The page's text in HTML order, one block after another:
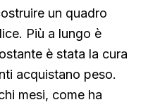
un quadro
Più a lungo è
è stata la cura
acquistano peso.
mesi, come ha